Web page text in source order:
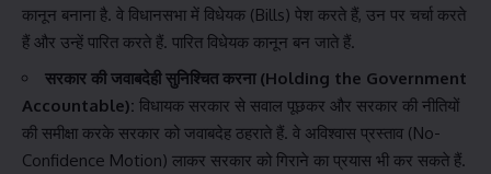
कानून बनाना है. वे विधानसभा में विधेयक (Bills) पेश करते हैं, उन पर चर्चा करते
हैं और उन्हें पारित करते हैं. पारित विधेयक कानून बन जाते हैं.
सरकार की जवाबदेही सुनिश्चित करना (Holding the Government
Accountable): विधायक सरकार से सवाल पूछकर और सरकार की नीतियों
की समीक्षा करके सरकार को जवाबदेह ठहराते हैं. वे अविश्वास प्रस्ताव (No-
Confidence Motion) लाकर सरकार को गिराने का प्रयास भी कर सकते हैं.